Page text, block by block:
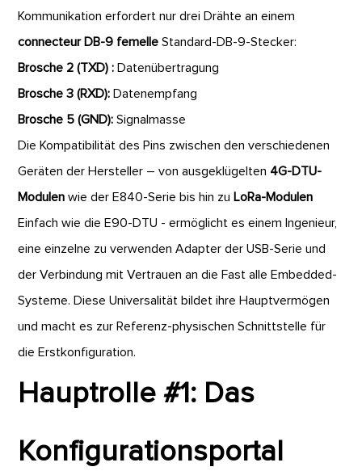
Kommunikation erfordert nur drei Drähte an einem
connecteur DB-9 femelleStandard-DB-9-Stecker:
Brosche 2 (TXD) : Datenübertragung
Brosche 3 (RXD): Datenempfang
Brosche 5 (GND): Signalmasse
Die Kompatibilität des Pins zwischen den verschiedenen
Geräten der Hersteller – von ausgeklügelten 4G-DTU-
Modulen wie der E840-Serie bis hin zu LoRa-Modulen
Einfach wie die E90-DTU - ermöglicht es einem Ingenieur,
eine einzelne zu verwenden Adapter der USB-Serie und
der Verbindung mit Vertrauen an die Fast alle Embedded-
Systeme. Diese Universalität bildet ihre Hauptvermögen
und macht es zur Referenz-physischen Schnittstelle für
die Erstkonfiguration.
Hauptrolle #1: Das
Konfigurationsportal